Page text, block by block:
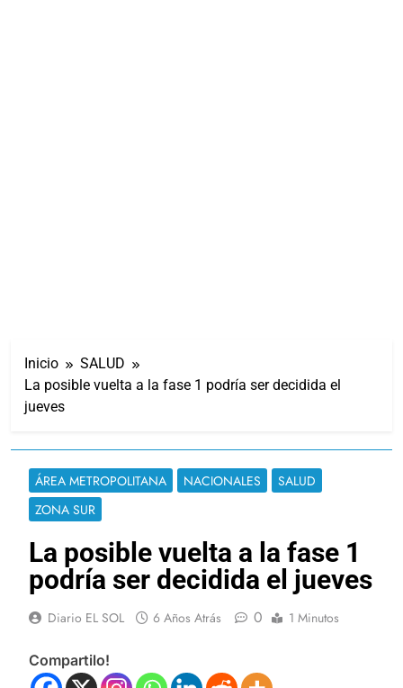
Inicio
SALUD
La posible vuelta a la fase 1 podría ser decidida el
jueves
ÁREA METROPOLITANA NACIONALES
SALUD
ZONA SUR
La posible vuelta a la fase 1
podría ser decidida el jueves
Diario EL SOL 6 Años Atrás 0 1 Minutos
Compartilo!